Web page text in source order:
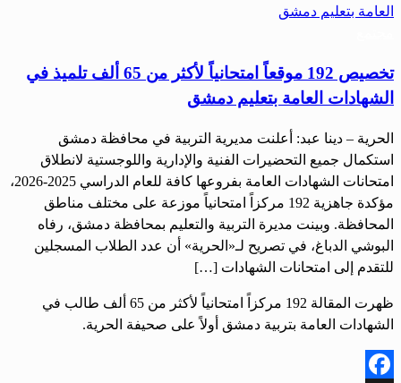
تخصيص 192 موقعاً امتحانياً لأكثر من 65 ألف تلميذ في
الشهادات العامة بتعليم دمشق
الحرية – دينا عبد: أعلنت مديرية التربية في محافظة دمشق
استكمال جميع التحضيرات الفنية والإدارية واللوجستية لانطلاق
امتحانات الشهادات العامة بفروعها كافة للعام الدراسي 2025-2026،
مؤكدة جاهزية 192 مركزاً امتحانياً موزعة على مختلف مناطق
المحافظة. وبينت مديرة التربية والتعليم بمحافظة دمشق، رفاه
البوشي الدباغ، في تصريح لـ«الحرية» أن عدد الطلاب المسجلين
للتقدم إلى امتحانات الشهادات […]
ظهرت المقالة 192 مركزاً امتحانياً لأكثر من 65 ألف طالب في
الشهادات العامة بتربية دمشق أولاً على صحيفة الحرية.